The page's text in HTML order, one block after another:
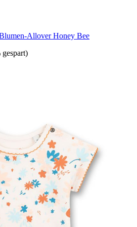
Allover Honey Bee